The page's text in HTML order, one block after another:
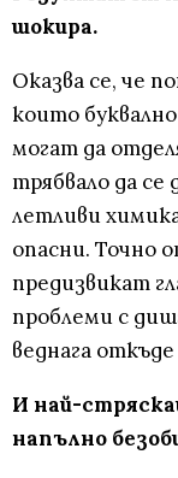
шокира.
Оказва се, че
които
могат да
трябвало да се
летливи
опасни. Точно
предизвикат
проблеми с
веднага
И най-
напълно